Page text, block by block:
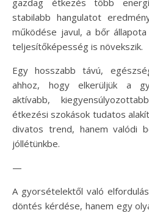
gazdag étkezés több
stabilabb hangulatot
működése javul, a bőr
teljesítőképesség is növekszik.
Egy hosszabb távú,
ahhoz, hogy elkerüljük a
aktívabb,
étkezési szokások tudatos
divatos trend, hanem valódi
jóllétünkbe.
—
A gyorsételektől való
döntés kérdése, hanem egy